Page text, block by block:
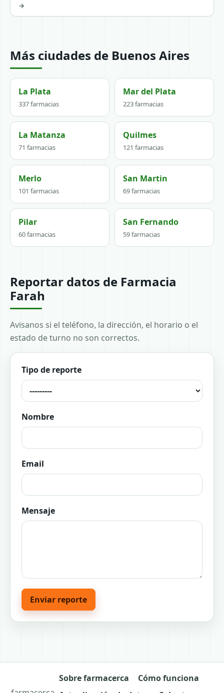
→
Más ciudades de Buenos Aires
La Plata
337 farmacias
Mar del Plata
223 farmacias
La Matanza
71 farmacias
Quilmes
121 farmacias
Merlo
101 farmacias
San Martin
69 farmacias
Pilar
60 farmacias
San Fernando
59 farmacias
Reportar datos de Farmacia
Farah
Avisanos si el teléfono, la dirección, el horario o el
estado de turno no son correctos.
Tipo de reporte
Nombre
Email
Mensaje
Enviar reporte
Sobre farmacerca
Cómo funciona